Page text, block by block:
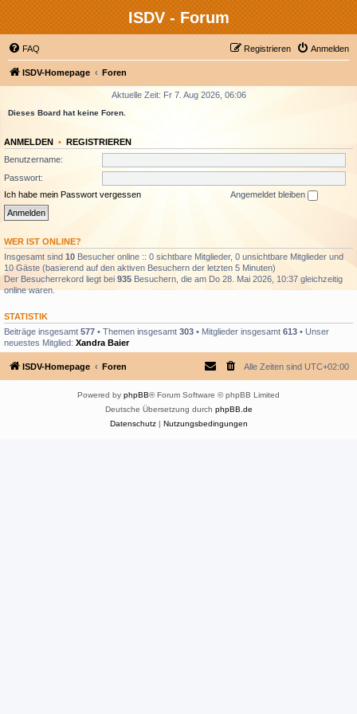
ISDV - Forum
FAQ Anmelden
Registrieren
ISDV-Homepage Foren
Aktuelle Zeit: Fr 7. Aug 2026, 06:06
Dieses Board hat keine Foren.
ANMELDEN • REGISTRIEREN
Benutzername:
Passwort:
Ich habe mein Passwort vergessen
Angemeldet bleiben
WER IST ONLINE?
Insgesamt sind 10 Besucher online :: 0 sichtbare Mitglieder, 0 unsichtbare Mitglieder und
10 Gäste (basierend auf den aktiven Besuchern der letzten 5 Minuten)
Der Besucherrekord liegt bei 935 Besuchern, die am Do 28. Mai 2026, 10:37 gleichzeitig
online waren.
STATISTIK
Beiträge insgesamt 577 • Themen insgesamt 303 • Mitglieder insgesamt 613 • Unser
neuestes Mitglied: Xandra Baier
ISDV-Homepage Foren Alle Zeiten sind UTC+02:00
Powered by phpBB® Forum Software © phpBB Limited
Deutsche Übersetzung durch phpBB.de
Datenschutz| Nutzungsbedingungen